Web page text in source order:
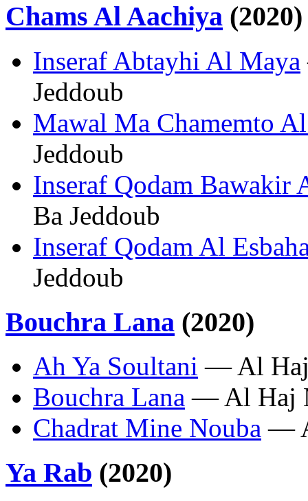
Chams Al Aachiya (2020)
Inseraf Abtayhi Al Maya
Jeddoub
Mawal Ma Chamemto
Jeddoub
Inseraf Qodam Bawakir
Ba Jeddoub
Inseraf Qodam Al
Jeddoub
Bouchra Lana (2020)
Ah Ya Soultani — Al Haj
Bouchra Lana — Al Haj
Chadrat Mine Nouba —
Ya Rab (2020)